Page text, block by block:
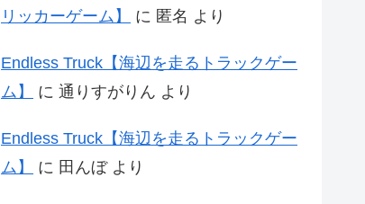
リッカーゲーム】
に 匿名 より
Endless Truck【海辺を走るトラックゲー
ム】
に 通りすがりん より
Endless Truck【海辺を走るトラックゲー
ム】
に 田んぼより